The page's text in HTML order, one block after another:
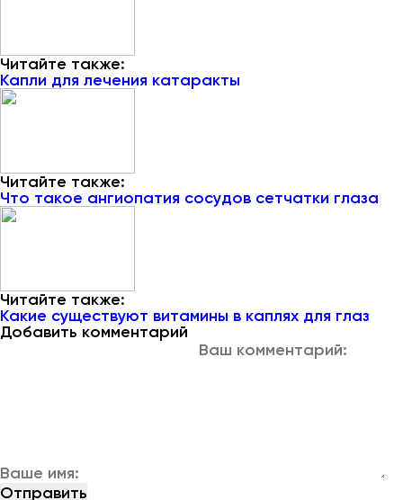
Читайте также:
Капли для лечения катаракты
Читайте также:
Что такое ангиопатия сосудов сетчатки глаза
Читайте также:
Какие существуют витамины в каплях для глаз
Добавить комментарий